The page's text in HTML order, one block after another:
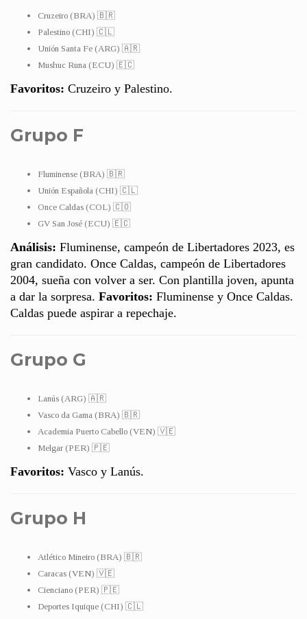
Cruzeiro (BRA) 🇧🇷
Palestino (CHI) 🇨🇱
Unión Santa Fe (ARG) 🇦🇷
Mushuc Runa (ECU) 🇪🇨
Favoritos: Cruzeiro y Palestino.
Grupo F
Fluminense (BRA) 🇧🇷
Unión Española (CHI) 🇨🇱
Once Caldas (COL) 🇨🇴
GV San José (ECU) 🇪🇨
Análisis: Fluminense, campeón de Libertadores 2023, es
gran candidato. Once Caldas, campeón de Libertadores
2004, sueña con volver a ser. Con plantilla joven, apunta
a dar la sorpresa. Favoritos: Fluminense y Once Caldas.
Caldas puede aspirar a repechaje.
Grupo G
Lanús (ARG) 🇦🇷
Vasco da Gama (BRA) 🇧🇷
Academia Puerto Cabello (VEN) 🇻🇪
Melgar (PER) 🇵🇪
Favoritos: Vasco y Lanús.
Grupo H
Atlético Mineiro (BRA) 🇧🇷
Caracas (VEN) 🇻🇪
Cienciano (PER) 🇵🇪
Deportes Iquique (CHI) 🇨🇱